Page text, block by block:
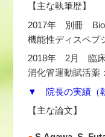
【主な執筆歴】
2017年 別冊 Bio
機能性ディスペプ
2018年 2月 臨
消化管運動賦活薬
▼ 院長の実績（
【主な論文】